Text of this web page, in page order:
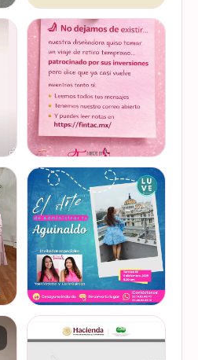
Del 17 al 22 de marzo se
lleva a cabo la Global
Money Week 2026 (Semana
Mundial del Dinero).
Finanzas en Tacones
somos parte de esta
Jornada…
VER EN
INSTAGRAM
Prometemos que no
desaparecimos… solo
estamos reorganizando
todo (y esperando a que el
diseñador vuelva del retiro
😅). No estamos publicand…
VER EN
INSTAGRAM
¿Quieres conocer cuál es la
mejor forma de gestionar
ese dinero extra de fin de